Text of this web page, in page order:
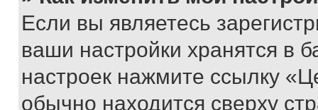
Если вы являетесь
ваши настройки хранятся в
настроек нажмите ссылку
обычно находится сверху